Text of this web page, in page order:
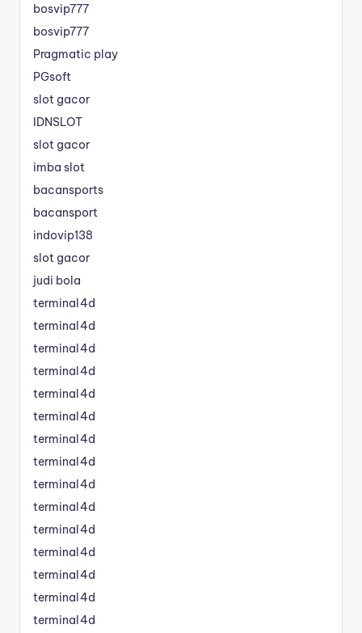
bosvip777
bosvip777
Pragmatic play
PGsoft
slot gacor
IDNSLOT
slot gacor
imba slot
bacansports
bacansport
indovip138
slot gacor
judi bola
terminal4d
terminal4d
terminal4d
terminal4d
terminal4d
terminal4d
terminal4d
terminal4d
terminal4d
terminal4d
terminal4d
terminal4d
terminal4d
terminal4d
terminal4d